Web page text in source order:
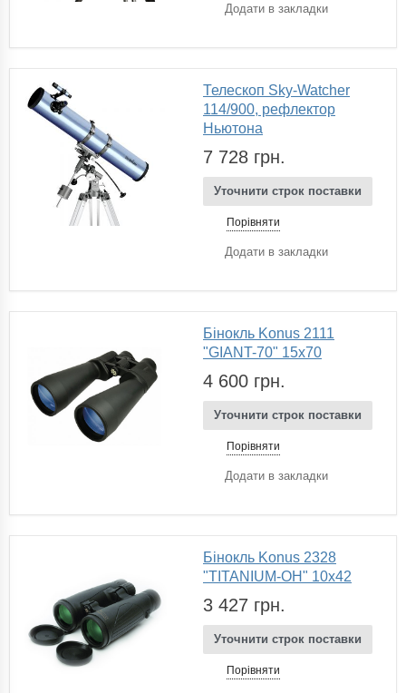
Додати в закладки
Телескоп Sky-Watcher
114/900, рефлектор
Ньютона
7 728 грн.
Уточнити строк поставки
Порівняти
Додати в закладки
Бінокль Konus 2111
"GIANT-70" 15x70
4 600 грн.
Уточнити строк поставки
Порівняти
Додати в закладки
Бінокль Konus 2328
"TITANIUM-OH" 10x42
3 427 грн.
Уточнити строк поставки
Порівняти